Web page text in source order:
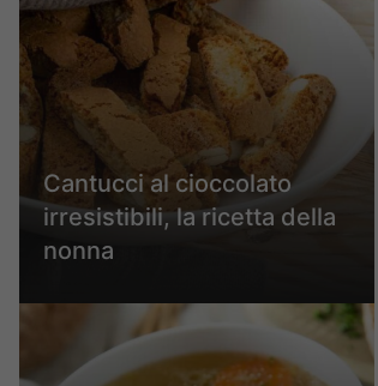
Cantucci al cioccolato
irresistibili, la ricetta della
nonna